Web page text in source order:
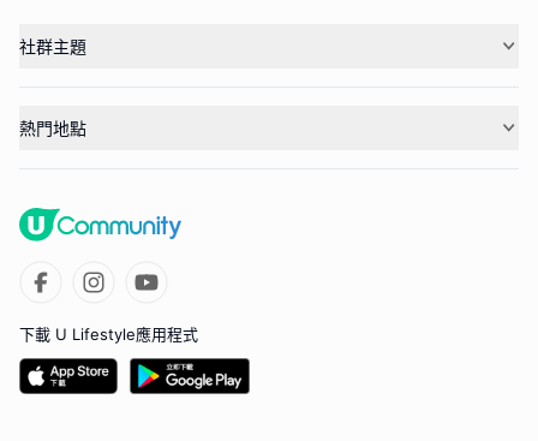
社群主題
熱門地點
下載 U Lifestyle應用程式